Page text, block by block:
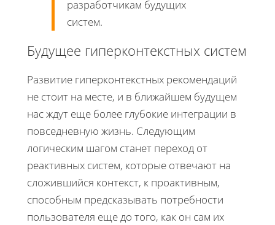
разработчикам будущих
систем.
Будущее гиперконтекстных систем
Развитие гиперконтекстных рекомендаций
не стоит на месте, и в ближайшем будущем
нас ждут еще более глубокие интеграции в
повседневную жизнь. Следующим
логическим шагом станет переход от
реактивных систем, которые отвечают на
сложившийся контекст, к проактивным,
способным предсказывать потребности
пользователя еще до того, как он сам их